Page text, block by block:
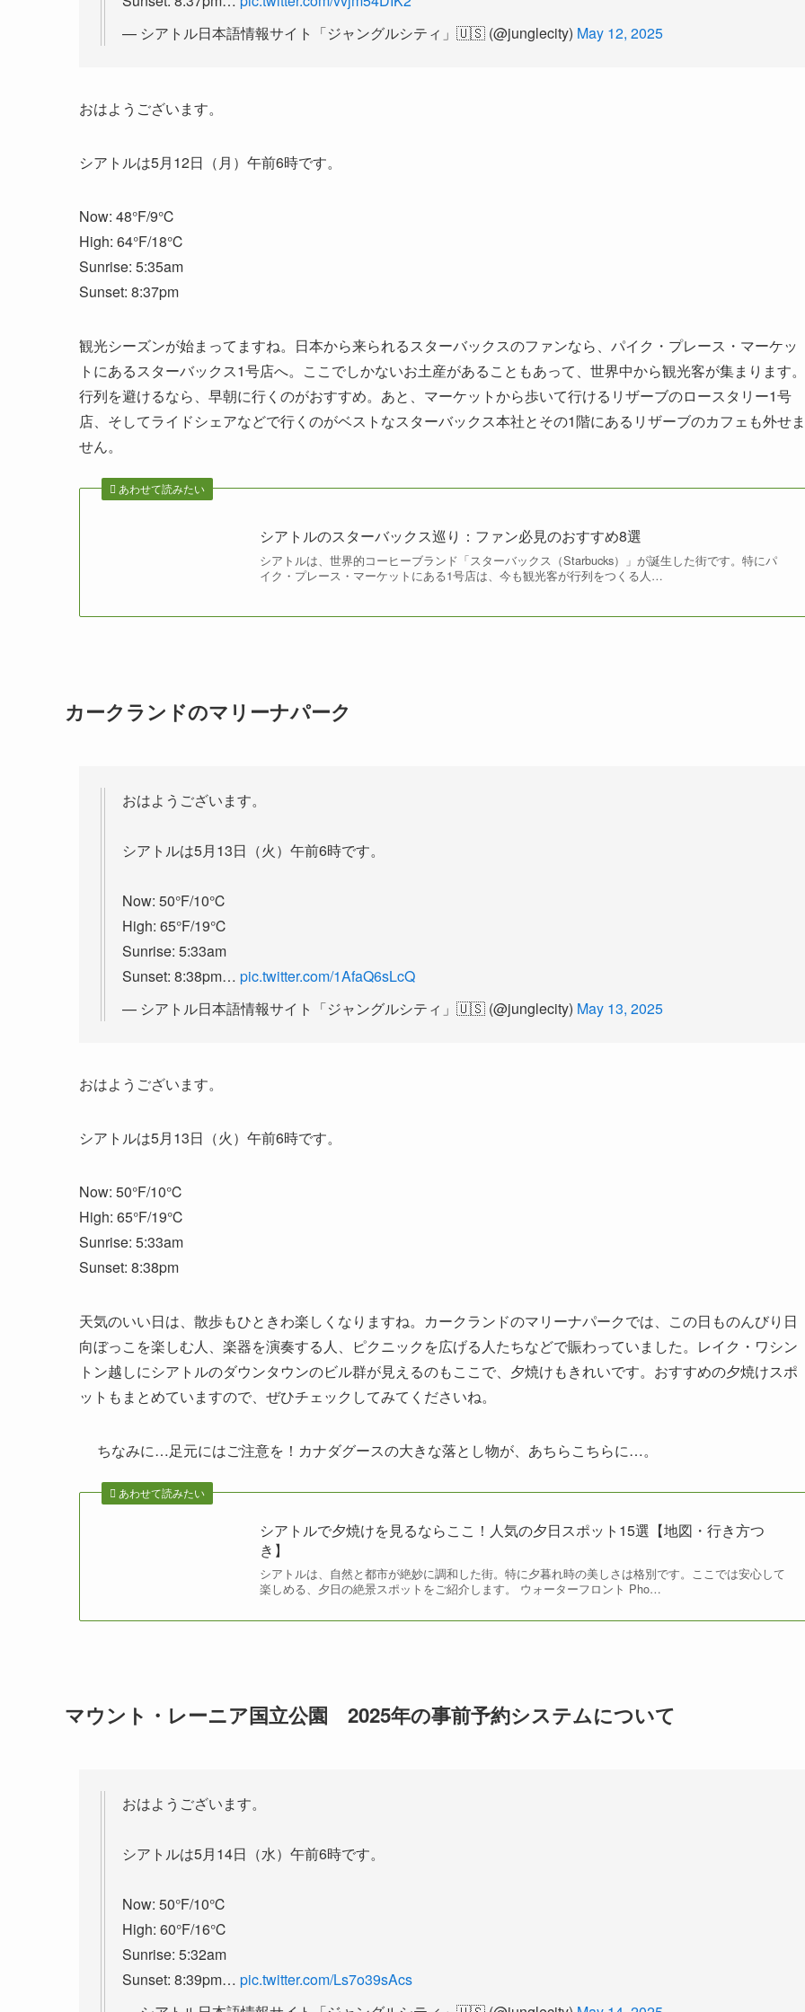
— シアトル日本語情報サイト「ジャングルシティ」🇺🇸 (@junglecity) May 12, 2025
おはようございます。
シアトルは5月12日（月）午前6時です。
Now: 48°F/9℃
High: 64°F/18℃
Sunrise: 5:35am
Sunset: 8:37pm
観光シーズンが始まってますね。日本から来られるスターバックスのファンなら、パイク・プレース・マーケッ
トにあるスターバックス1号店へ。ここでしかないお土産があることもあって、世界中から観光客が集まります。
行列を避けるなら、早朝に行くのがおすすめ。あと、マーケットから歩いて行けるリザーブのロースタリー1号
店、そしてライドシェアなどで行くのがベストなスターバックス本社とその1階にあるリザーブのカフェも外せま
せん。
あわせて読みたい
シアトルのスターバックス巡り：ファン必見のおすすめ8選
シアトルは、世界的コーヒーブランド「スターバックス（Starbucks）」が誕生した街です。特にパ
イク・プレース・マーケットにある1号店は、今も観光客が行列をつくる人…
カークランドのマリーナパーク
おはようございます。
シアトルは5月13日（火）午前6時です。
Now: 50°F/10℃
High: 65°F/19℃
Sunrise: 5:33am
Sunset: 8:38pm… pic.twitter.com/1AfaQ6sLcQ
— シアトル日本語情報サイト「ジャングルシティ」🇺🇸 (@junglecity) May 13, 2025
おはようございます。
シアトルは5月13日（火）午前6時です。
Now: 50°F/10℃
High: 65°F/19℃
Sunrise: 5:33am
Sunset: 8:38pm
天気のいい日は、散歩もひときわ楽しくなりますね。カークランドのマリーナパークでは、この日ものんびり日
向ぼっこを楽しむ人、楽器を演奏する人、ピクニックを広げる人たちなどで賑わっていました。レイク・ワシン
トン越しにシアトルのダウンタウンのビル群が見えるのもここで、夕焼けもきれいです。おすすめの夕焼けスポ
ットもまとめていますので、ぜひチェックしてみてくださいね。
ちなみに…足元にはご注意を！カナダグースの大きな落とし物が、あちらこちらに…。
あわせて読みたい
シアトルで夕焼けを見るならここ！人気の夕日スポット15選【地図・行き方つ
き】
シアトルは、自然と都市が絶妙に調和した街。特に夕暮れ時の美しさは格別です。ここでは安心して
楽しめる、夕日の絶景スポットをご紹介します。 ウォーターフロント Pho…
マウント・レーニア国立公園 2025年の事前予約システムについて
おはようございます。
シアトルは5月14日（水）午前6時です。
Now: 50°F/10℃
High: 60°F/16℃
Sunrise: 5:32am
Sunset: 8:39pm… pic.twitter.com/Ls7o39sAcs